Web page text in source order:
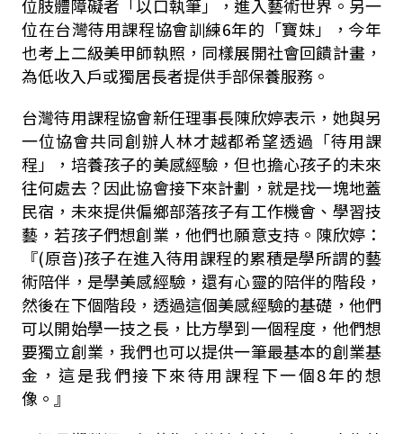
位肢體障礙者「以口執筆」，進入藝術世界。另一
位在台灣待用課程協會訓練6年的「寶妹」，今年
也考上二級美甲師執照，同樣展開社會回饋計畫，
為低收入戶或獨居長者提供手部保養服務。
台灣待用課程協會新任理事長陳欣婷表示，她與另
一位協會共同創辦人林才越都希望透過「待用課
程」，培養孩子的美感經驗，但也擔心孩子的未來
往何處去？因此協會接下來計劃，就是找一塊地蓋
民宿，未來提供偏鄉部落孩子有工作機會、學習技
藝，若孩子們想創業，他們也願意支持。陳欣婷：
『(原音)孩子在進入待用課程的累積是學所謂的藝
術陪伴，是學美感經驗，還有心靈的陪伴的階段，
然後在下個階段，透過這個美感經驗的基礎，他們
可以開始學一技之長，比方學到一個程度，他們想
要獨立創業，我們也可以提供一筆最基本的創業基
金，這是我們接下來待用課程下一個8年的想
像。』